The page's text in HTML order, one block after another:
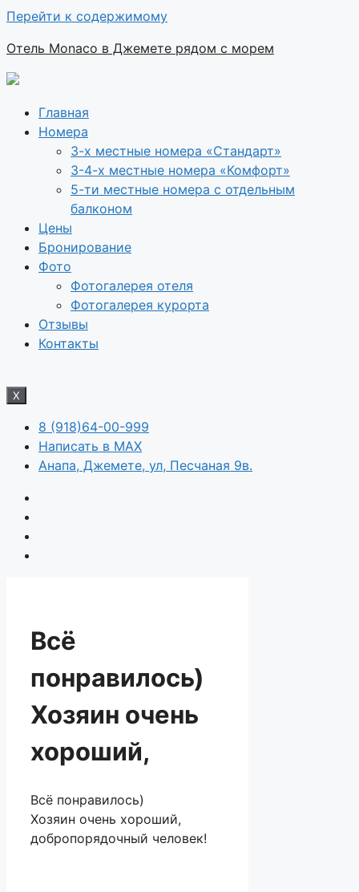
Перейти к содержимому
Отель Monaco в Джемете рядом с морем
Главная
Номера
3-х местные номера «Стандарт»
3-4-х местные номера «Комфорт»
5-ти местные номера с отдельным
балконом
Цены
Бронирование
Фото
Фотогалерея отеля
Фотогалерея курорта
Отзывы
Контакты
X
8 (918)64-00-999
Написать в MAX
Анапа, Джемете, ул, Песчаная 9в.
Всё
понравилось)
Хозяин очень
хороший,
Всё понравилось)
Хозяин очень хороший,
добропорядочный человек!